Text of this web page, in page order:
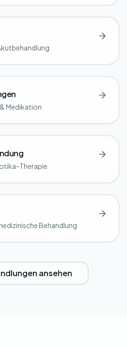
Medikation
Therapie
Behandlung
ansehen